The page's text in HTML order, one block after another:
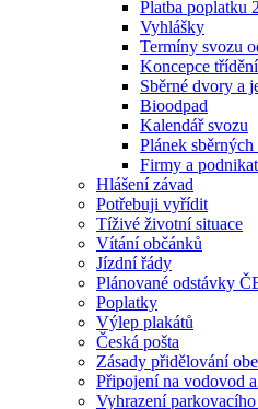
Platba poplatku
Vyhlášky
Termíny svozu
Koncepce
Sběrné dvory a
Bioodpad
Kalendář svozu
Plánek sběrných
Firmy a
Hlášení závad
Potřebuji vyřídit
Tíživé životní situace
Vítání občánků
Jízdní řády
Plánované odstávky
Poplatky
Výlep plakátů
Česká pošta
Zásady přidělování
Připojení na vodovod
Vyhrazení parkovacího